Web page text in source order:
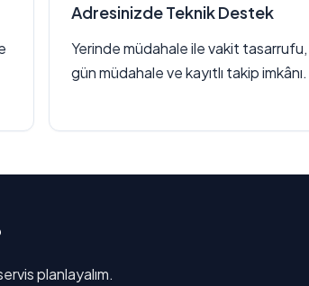
Adresinizde Teknik Destek
Yerinde müdahale ile vakit tasarrufu,
gün müdahale ve kayıtlı takip imkânı.
planlayalım.